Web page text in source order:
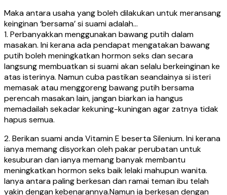
Maka antara usaha yang boleh dilakukan untuk meransang
keinginan ‘bersama’ si suami adalah…
1. Perbanyakkan menggunakan bawang putih dalam
masakan. Ini kerana ada pendapat mengatakan bawang
putih boleh meningkatkan hormon seks dan secara
langsung membuatkan si suami akan selalu berkeinginan ke
atas isterinya. Namun cuba pastikan seandainya si isteri
memasak atau menggoreng bawang putih bersama
perencah masakan lain, jangan biarkan ia hangus
memadailah sekadar kekuning-kuningan agar zatnya tidak
hapus semua.
2. Berikan suami anda Vitamin E beserta Silenium. Ini kerana
ianya memang disyorkan oleh pakar perubatan untuk
kesuburan dan ianya memang banyak membantu
meningkatkan hormon seks baik lelaki mahupun wanita.
Ianya antara paling berkesan dan ramai teman ibu telah
yakin dengan kebenarannya.Namun ia berkesan dengan